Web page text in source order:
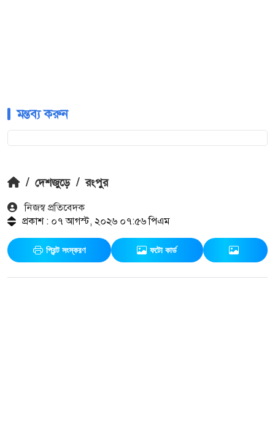
মন্তব্য করুন
/ দেশজুড়ে / রংপুর
নিজস্ব প্রতিবেদক
প্রকাশ : ০৭ আগস্ট, ২০২৬ ০৭:৫৬ পিএম
প্রিন্ট সংস্করণ ফটো কার্ড